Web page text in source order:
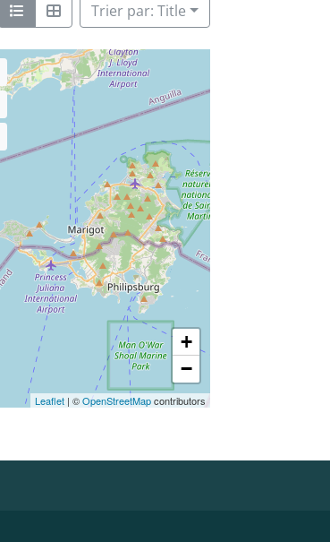
Trier par: Title
+
−
Leaflet| ©OpenStreetMapcontributors